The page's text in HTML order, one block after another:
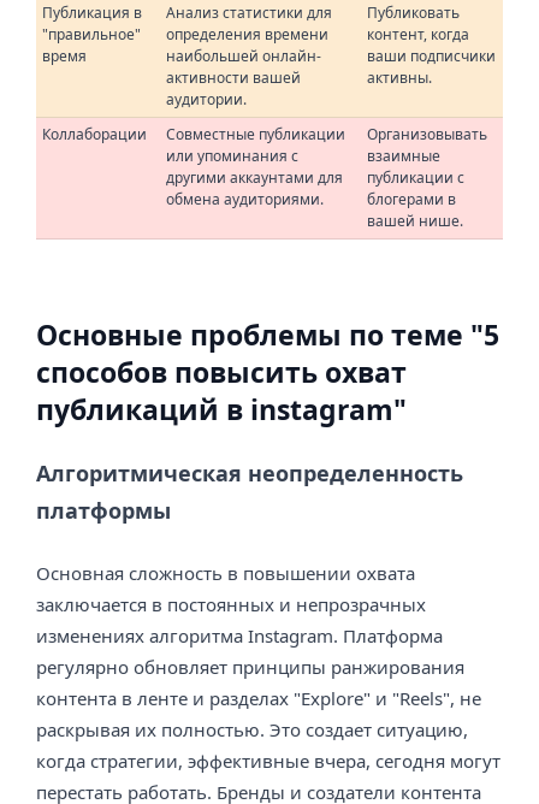
Публикация в
"правильное"
время
Анализ статистики для
определения времени
наибольшей онлайн-
активности вашей
аудитории.
Публиковать
контент, когда
ваши подписчики
активны.
Коллаборации
Совместные публикации
или упоминания с
другими аккаунтами для
обмена аудиториями.
Организовывать
взаимные
публикации с
блогерами в
вашей нише.
Основные проблемы по теме "5
способов повысить охват
публикаций в instagram"
Алгоритмическая неопределенность
платформы
Основная сложность в повышении охвата
заключается в постоянных и непрозрачных
изменениях алгоритма Instagram. Платформа
регулярно обновляет принципы ранжирования
контента в ленте и разделах "Explore" и "Reels", не
раскрывая их полностью. Это создает ситуацию,
когда стратегии, эффективные вчера, сегодня могут
перестать работать. Бренды и создатели контента